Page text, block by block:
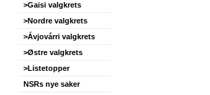
>Gaisi valgkrets
>Nordre valgkrets
>Ávjovárri valgkrets
>Østre valgkrets
>Listetopper
NSRs nye saker